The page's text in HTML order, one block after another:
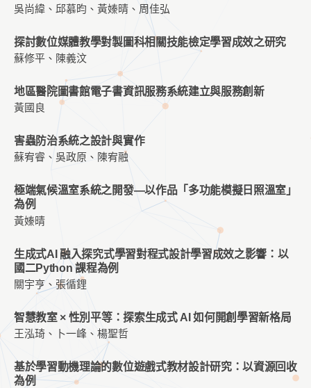
吳尚緯、邱慕昀、黃嫀晴、周佳弘
探討數位媒體教學對製圖科相關技能檢定學習成效之研究
蘇修平、陳義汶
地區醫院圖書館電子書資訊服務系統建立與服務創新
黃國良
害蟲防治系統之設計與實作
蘇宥睿、吳政原、陳宥融
極端氣候溫室系統之開發—以作品「多功能模擬日照溫室」
為例
黃嫀晴
生成式AI 融入探究式學習對程式設計學習成效之影響：以
國二Python 課程為例
關宇亨、張循鋰
智慧教室 × 性別平等：探索生成式 AI 如何開創學習新格局
王泓琦、卜一峰、楊聖哲
基於學習動機理論的數位遊戲式教材設計研究：以資源回收
為例